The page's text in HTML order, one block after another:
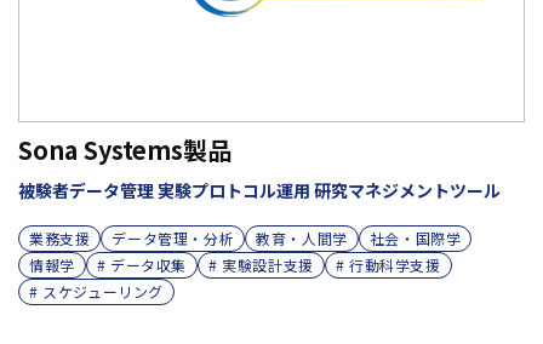
Sona Systems製品
被験者データ管理 実験プロトコル運用 研究マネジメントツール
業務支援 データ管理・分析 教育・人間学
社会・国際学
情報学
# データ収集 # 実験設計支援
# 行動科学支援
# スケジューリング